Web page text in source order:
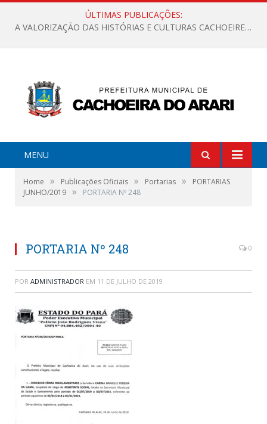
ÚLTIMAS PUBLICAÇÕES:
A VALORIZAÇÃO DAS HISTÓRIAS E CULTURAS CACHOEIRENSES
MENU
Home » Publicações Oficiais » Portarias »
PORTARIAS
JUNHO/2019 » PORTARIA Nº 248
PORTARIA Nº 248 0
POR ADMINISTRADOR EM 11 DE JULHO DE 2019